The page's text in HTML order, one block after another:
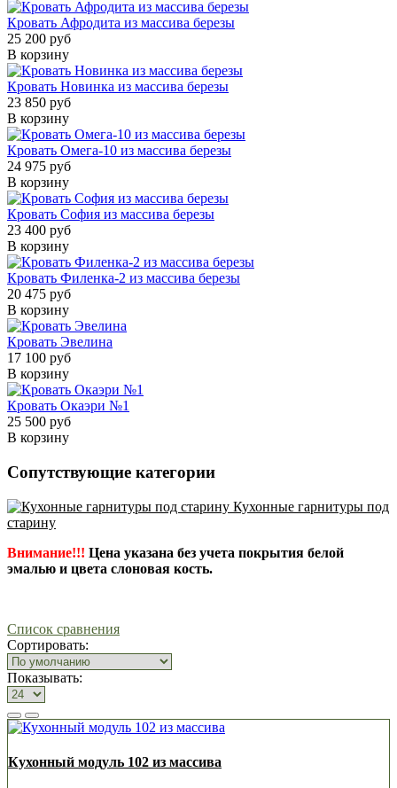
Кровать Афродита из массива березы
25 200 руб
В корзину
Кровать Новинка из массива березы
23 850 руб
В корзину
Кровать Омега-10 из массива березы
24 975 руб
В корзину
Кровать София из массива березы
23 400 руб
В корзину
Кровать Филенка-2 из массива березы
20 475 руб
В корзину
Кровать Эвелина
17 100 руб
В корзину
Кровать Окаэри №1
25 500 руб
В корзину
Сопутствующие категории
Кухонные гарнитуры под
старину
Внимание!!! Цена указана без учета покрытия белой
эмалью и цвета слоновая кость.
Список сравнения
Сортировать:
Показывать:
Кухонный модуль 102 из массива